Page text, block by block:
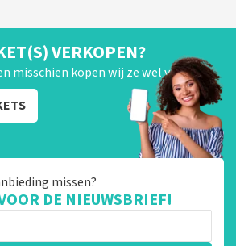
VERKOPEN?
misschien kopen wij ze wel van je!
missen?
DE NIEUWSBRIEF!